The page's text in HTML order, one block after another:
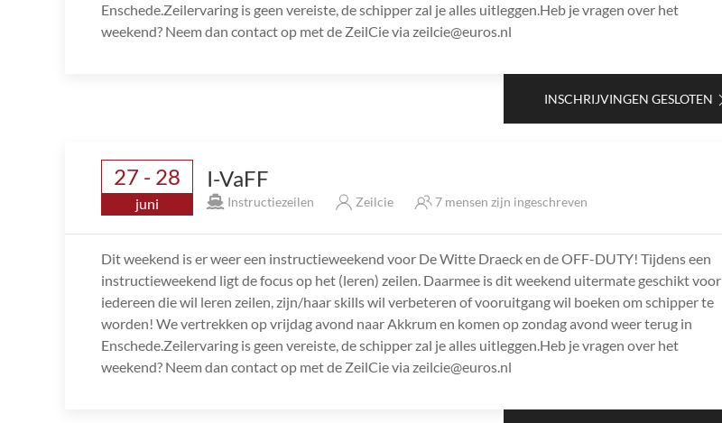
Enschede.Zeilervaring is geen vereiste, de schipper zal je alles uitleggen.Heb je vragen over het
weekend? Neem dan contact op met de ZeilCie via zeilcie@euros.nl
INSCHRIJVINGEN GESLOTEN
27 - 28
juni
I-VaFF
Instructiezeilen Zeilcie 7 mensen zijn ingeschreven
Dit weekend is er weer een instructieweekend voor De Witte Draeck en de OFF-DUTY! Tijdens een
instructieweekend ligt de focus op het (leren) zeilen. Daarmee is dit weekend uitermate geschikt voor
iedereen die wil leren zeilen, zijn/haar skills wil verbeteren of vooruitgang wil boeken om schipper te
worden! We vertrekken op vrijdag avond naar Akkrum en komen op zondag avond weer terug in
Enschede.Zeilervaring is geen vereiste, de schipper zal je alles uitleggen.Heb je vragen over het
weekend? Neem dan contact op met de ZeilCie via zeilcie@euros.nl